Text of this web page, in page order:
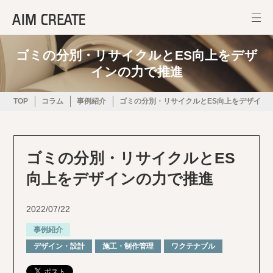
ゴミの分別・リサイクルとES向上をデザ
インの力で推進
TOP コラム 事例紹介 ゴミの分別・リサイクルとES向上をデザイン
ゴミの分別・リサイクルとES
向上をデザインの力で推進
2022/07/22
事例紹介
デザイン・設計
施⼯・制作管理 ワクテナブル